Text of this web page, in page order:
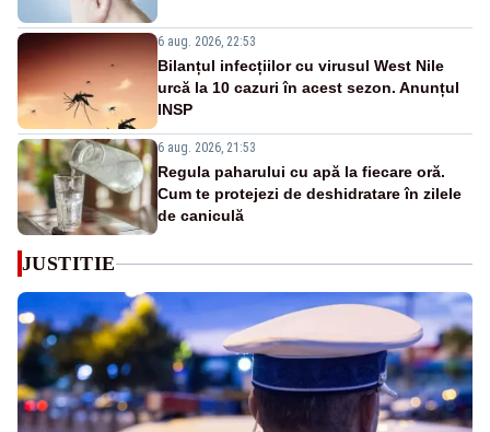
6 aug. 2026, 22:53
Bilanțul infecțiilor cu virusul West Nile
urcă la 10 cazuri în acest sezon. Anunțul
INSP
6 aug. 2026, 21:53
Regula paharului cu apă la fiecare oră.
Cum te protejezi de deshidratare în zilele
de caniculă
JUSTITIE